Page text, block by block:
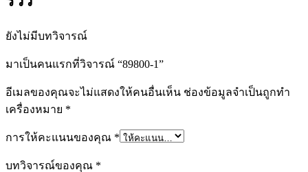
ยังไม่มีบทวิจารณ์
มาเป็นคนแรกที่วิจารณ์ “89800-1”
อีเมลของคุณจะไม่แสดงให้คนอื่นเห็น ช่องข้อมูลจำเป็นถูกทำ
เครื่องหมาย *
การให้คะแนนของคุณ *
บทวิจารณ์ของคุณ *